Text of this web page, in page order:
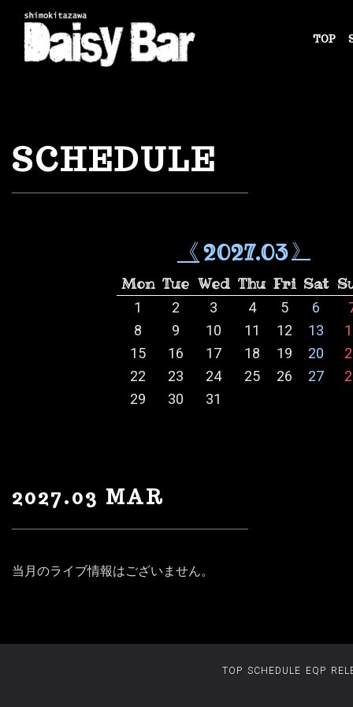
TOP
SCHEDULE
《2027.03 》
Mon Tue Wed Thu Fri Sat
1 2 3 4 5 6
8
9 10 11 12 13
15
16 17 18 19 20
22
23 24 25 26 27
29
30 31
2027.03 MAR
当月のライブ情報はございません。
TOP SCHEDULE EQP